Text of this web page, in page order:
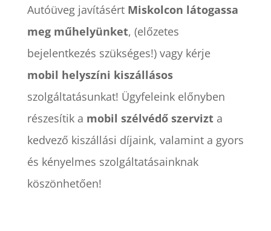
Autóüveg javításért Miskolcon látogassa
meg műhelyünket, (előzetes
bejelentkezés szükséges!) vagy kérje
mobil helyszíni kiszállásos
szolgáltatásunkat! Ügyfeleink előnyben
részesítik a mobil szélvédő szervizta
kedvező kiszállási díjaink, valamint a gyors
és kényelmes szolgáltatásainknak
köszönhetően!